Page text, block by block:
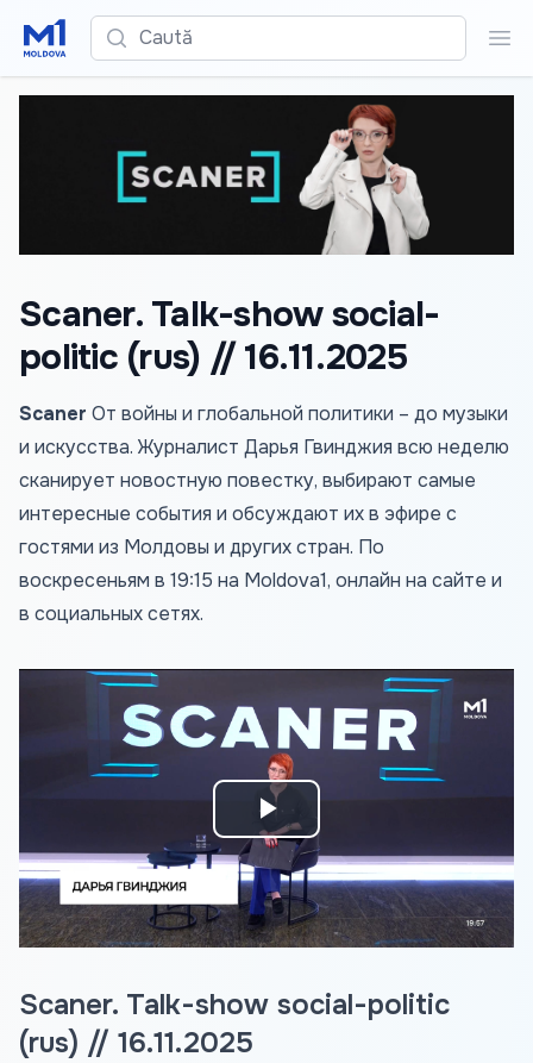
Caută
Scaner. Talk-show social-
politic (rus) // 16.11.2025
Scaner От войны и глобальной политики – до музыки
и искусства. Журналист Дарья Гвинджия всю неделю
сканирует новостную повестку, выбирают самые
интересные события и обсуждают их в эфире с
гостями из Молдовы и других стран. По
воскресеньям в 19:15 на Moldova1, онлайн на сайте и
в социальных сетях.
Play
Video
Scaner. Talk-show social-politic
(rus) // 16.11.2025